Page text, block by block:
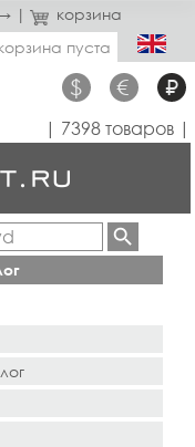
|
корзина
пуста
$ € ₽
| 7398 товаров |